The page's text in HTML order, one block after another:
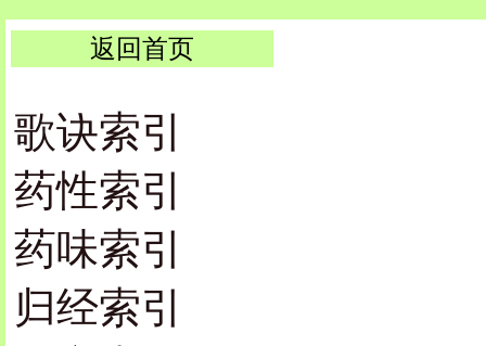
返回首页
歌诀索引
药性索引
药味索引
归经索引